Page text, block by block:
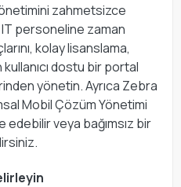
zahmetsizce
IT personeline zaman
kolay lisanslama,
kullanıcı dostu bir portal
yönetin. Ayrıca Zebra
Mobil Çözüm Yönetimi
veya bağımsız bir